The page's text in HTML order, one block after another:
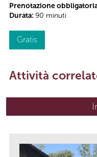
Prenotazione
Durata: 90 minuti
Gratis
Attività